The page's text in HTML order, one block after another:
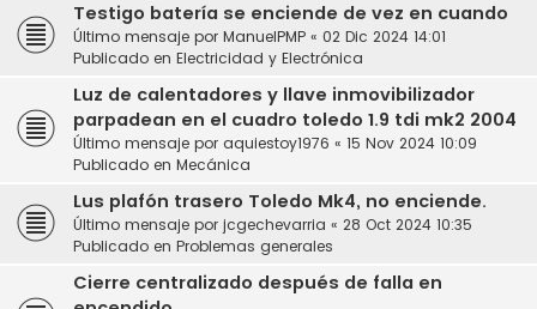
Testigo batería se enciende de vez en cuando
Último mensaje por ManuelPMP « 02 Dic 2024 14:01
Publicado en Electricidad y Electrónica
Luz de calentadores y llave inmovibilizador
parpadean en el cuadro toledo 1.9 tdi mk2 2004
Último mensaje por aquiestoy1976 « 15 Nov 2024 10:09
Publicado en Mecánica
Lus plafón trasero Toledo Mk4, no enciende.
Último mensaje por jcgechevarria « 28 Oct 2024 10:35
Publicado en Problemas generales
Cierre centralizado después de falla en